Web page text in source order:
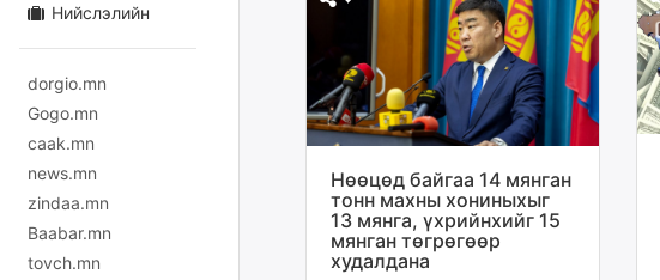
Нийслэлийн
dorgio.mn
Gogo.mn
caak.mn
news.mn
zindaa.mn
Baabar.mn
tovch.mn
Нөөцөд байгаа 14 мянган
тонн махны хониныхыг
13 мянга, үхрийнхийг 15
мянган төгрөгөөр
худалдана